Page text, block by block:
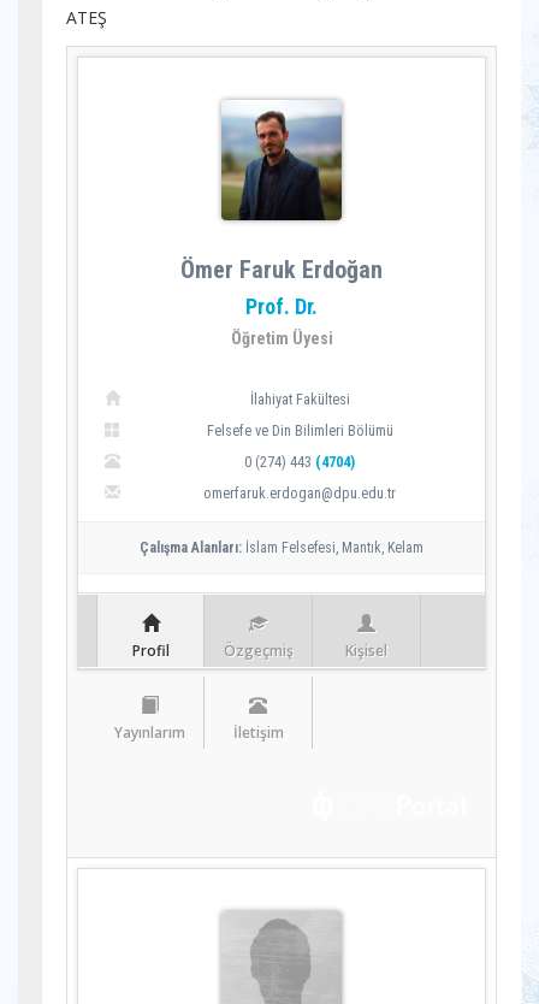
ATEŞ
Ömer Faruk Erdoğan
Prof. Dr.
Öğretim Üyesi
İlahiyat Fakültesi
Felsefe ve Din Bilimleri Bölümü
0 (274) 443 (4704)
omerfaruk.erdogan@dpu.edu.tr
Çalışma Alanları: İslam Felsefesi, Mantık, Kelam
Profil Özgeçmiş Kişisel
Yayınlarım İletişim